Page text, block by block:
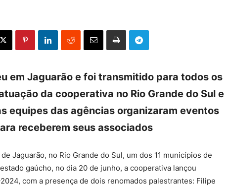
em Jaguarão e foi transmitido para todos os
da cooperativa no Rio Grande do Sul e
equipes das agências organizaram eventos
receberem seus associados
Jaguarão, no Rio Grande do Sul, um dos 11 municípios de
gaúcho, no dia 20 de junho, a cooperativa lançou
com a presença de dois renomados palestrantes: Filipe